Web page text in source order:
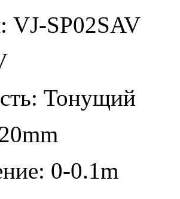
VJ-SP02SAV
Тонущий
0-0.1m